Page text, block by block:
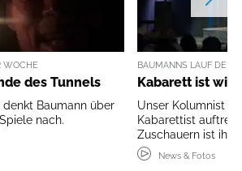
WOCHE
des Tunnels
denkt Baumann über
nach.
BAUMANNS LAUF DER
Kabarett ist
Unser Kolumnist
Kabarettist
Zuschauern ist ihm
News & Fotos